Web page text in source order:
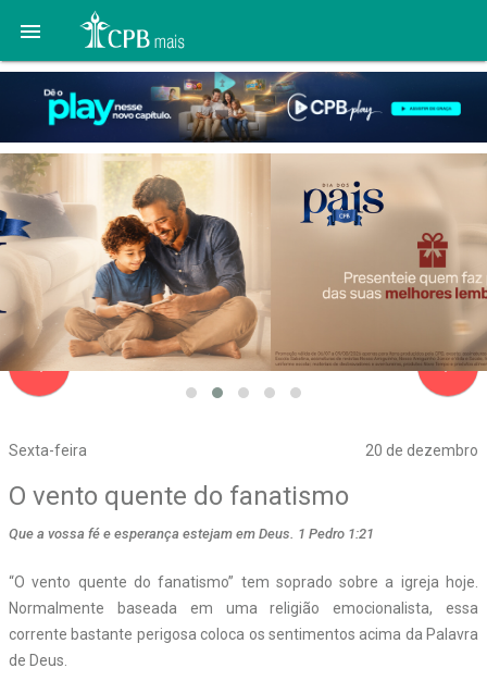

Sexta-feira 20 de dezembro
navigate_before
O vento quente do fanatismo
Que a vossa fé e esperança estejam em Deus. 1 Pedro 1:21
“O vento quente do fanatismo” tem soprado sobre a igreja hoje.
Normalmente baseada em uma religião emocionalista, essa
corrente bastante perigosa coloca os sentimentos acima da Palavra
de Deus.
navigate_next